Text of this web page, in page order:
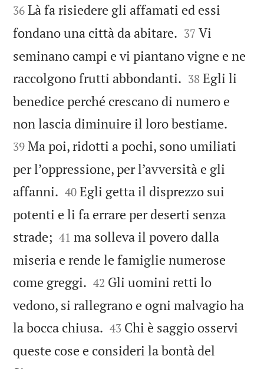
36 Là fa risiedere gli affamati ed essi
fondano una città da abitare. 

37 Vi
seminano campi e vi piantano vigne e ne
raccolgono frutti abbondanti. 

38 Egli li
benedice perché crescano di numero e
non lascia diminuire il loro bestiame.
39 Ma poi, ridotti a pochi, sono umiliati
per l’oppressione, per l’avversità e gli
affanni. 

40 Egli getta il disprezzo sui
potenti e li fa errare per deserti senza
strade; 

41 ma solleva il povero dalla
miseria e rende le famiglie numerose
come greggi. 

42 Gli uomini retti lo
vedono, si rallegrano e ogni malvagio ha
la bocca chiusa. 

43 Chi è saggio osservi
queste cose e consideri la bontà del